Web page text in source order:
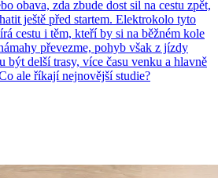
obava, zda zbude dost sil na cestu zpět,
ještě před startem. Elektrokolo tyto
cestu i těm, kteří by si na běžném kole
převezme, pohyb však z jízdy
být delší trasy, více času venku a hlavně
ale říkají nejnovější studie?